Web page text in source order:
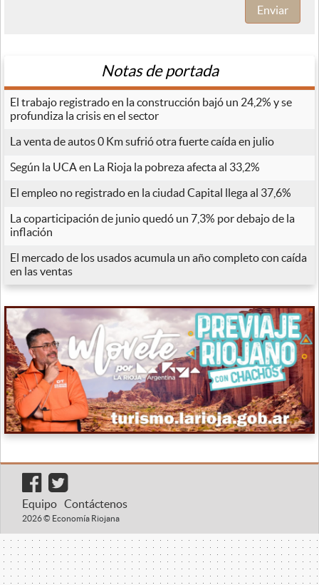
Enviar
Notas de portada
El trabajo registrado en la construcción bajó un 24,2% y se
profundiza la crisis en el sector
La venta de autos 0 Km sufrió otra fuerte caída en julio
Según la UCA en La Rioja la pobreza afecta al 33,2%
El empleo no registrado en la ciudad Capital llega al 37,6%
La coparticipación de junio quedó un 7,3% por debajo de la
inflación
El mercado de los usados acumula un año completo con caída
en las ventas
Equipo Contáctenos
2026 © Economía Riojana